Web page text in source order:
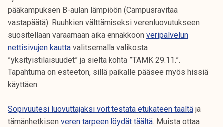
pääkampuksen B-aulan lämpiöön (Campusravitaa
vastapäätä). Ruuhkien välttämiseksi verenluovutukseen
suositellaan varaamaan aika ennakkoon veripalvelun
nettisivujen kautta valitsemalla valikosta
”yksityistilaisuudet” ja sieltä kohta ”TAMK 29.11.”.
Tapahtuma on esteetön, sillä paikalle pääsee myös hissiä
käyttäen.
Sopivuutesi luovuttajaksi voit testata etukäteen täältä ja
tämänhetkisen veren tarpeen löydät täältä. Muista ottaa